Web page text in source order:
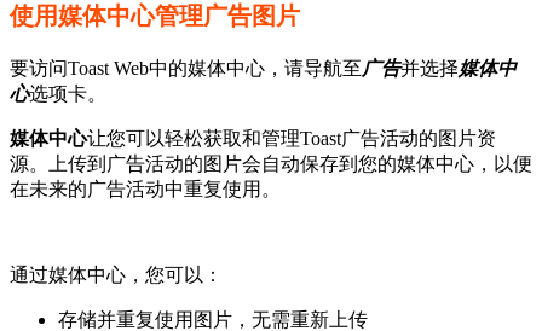
使用媒体中心管理广告图片
要访问Toast Web中的媒体中心，请导航至广告并选择媒体中
心选项卡。
媒体中心让您可以轻松获取和管理Toast广告活动的图片资
源。上传到广告活动的图片会自动保存到您的媒体中心，以便
在未来的广告活动中重复使用。
通过媒体中心，您可以：
存储并重复使用图片，无需重新上传